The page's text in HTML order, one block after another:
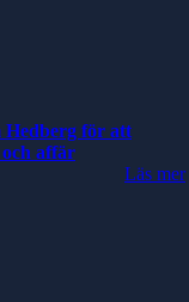
Hedberg för att
affär
Läs mer